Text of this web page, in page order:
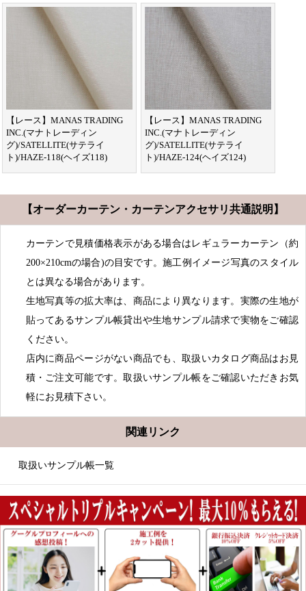
【レース】MANAS TRADING
INC.(マナトレーディン
グ)/SATELLITE(サテライ
ト)/HAZE-118(ヘイズ118)
【レース】MANAS TRADING
INC.(マナトレーディン
グ)/SATELLITE(サテライ
ト)/HAZE-124(ヘイズ124)
【オーダーカーテン・カーテンアクセサリ共通説明】
カーテンで見積価格表示がある場合はレギュラーカーテン（約
200×210cmの場合)の目安です。施工例イメージ写真のスタイル
とは異なる場合があります。
生地写真等の拡大率は、商品により異なります。実際の生地が
貼ってあるサンプル帳貸出や生地サンプル請求で実物をご確認
ください。
店内に商品ページがない商品でも、取扱いカタログ商品はお見
積・ご注文可能です。取扱いサンプル帳をご確認いただきお気
軽にお見積下さい。
関連リンク
取扱いサンプル帳一覧